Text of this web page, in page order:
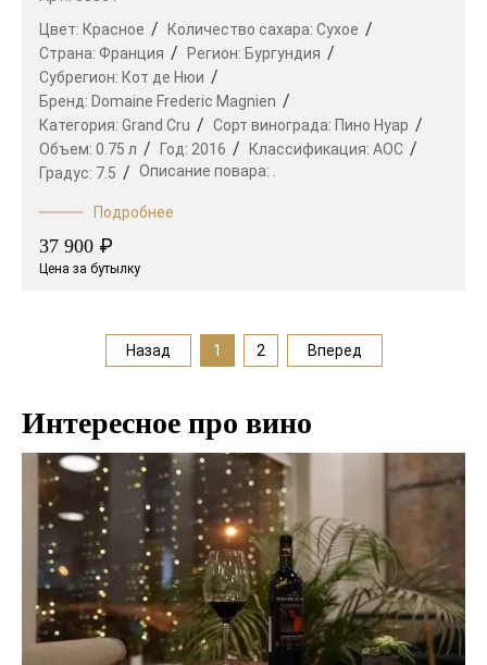
Цвет: Красное Количество сахара: Сухое
Страна: Франция Регион: Бургундия
Субрегион: Кот де Нюи
Бренд: Domaine Frederic Magnien
Категория: Grand Cru Сорт винограда: Пино Нуар
Объем: 0.75 л Год: 2016 Классификация: AOC
Градус: 7.5 Описание повара:
Подробнее
37 900 ₽
Цена за бутылку
Назад 1 2 Вперед
Интересное про вино